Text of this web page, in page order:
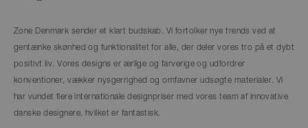
Zone Denmark sender et klart budskab. Vi fortolker nye trends ved at
gentænke skønhed og funktionalitet for alle, der deler vores tro på et dybt
positivt liv. Vores designs er ærlige og farverige og udfordrer
konventioner, vækker nysgerrighed og omfavner udsøgte materialer. Vi
har vundet flere internationale designpriser med vores team af innovative
danske designere, hvilket er fantastisk.